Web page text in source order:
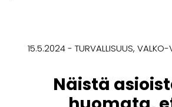
15.5.2024 TURVALLISUUS VALKO-
Näistä